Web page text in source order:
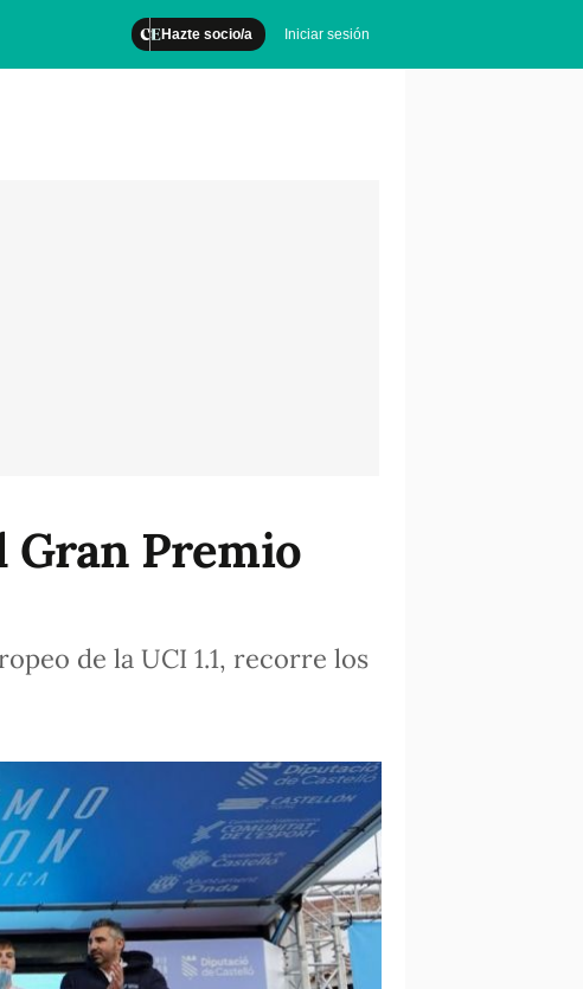
Hazte socio/a Iniciar sesión
Gran Premio
de la UCI 1.1, recorre los